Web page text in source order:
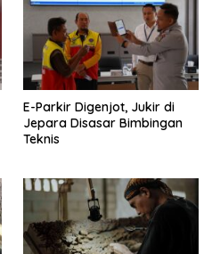
E-Parkir Digenjot, Jukir di
Jepara Disasar Bimbingan
Teknis